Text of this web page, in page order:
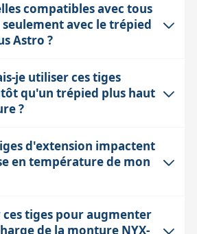
compatibles avec tous
avec le trépied
Astro ?
principalement pour le trépied
et pour l'adaptateur universel
montures EQ6. Elles s'insèrent
pas universelles et ne s'adaptent
tous les modèles de trépieds sans
je utiliser ces tiges
qu'un trépied plus haut
?
permettent d'ajuster la hauteur de
modulaire et compacte, sans avoir
le trépied. Cela est pratique si
pour éviter de frôler le sol
d'extension impactent
en température de mon
surélevant la monture et donc
tiges pour augmenter
de la monture NYX-